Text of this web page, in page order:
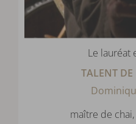
Le lauréat
TALENT DE
maître de